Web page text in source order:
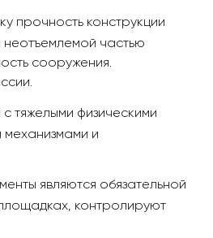
прочность конструкции
неотъемлемой частью
сооружения.
тяжелыми физическими
механизмами и
являются обязательной
контролируют